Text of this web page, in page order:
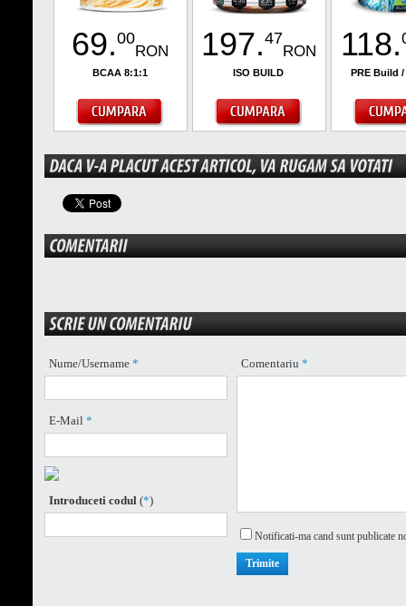
69.00
RON
BCAA 8:1:1
197.47
RON
ISO BUILD
118.
PRE Build /
Nume/Username *
E-Mail *
Introduceti codul (*)
Comentariu *
Notificati-ma cand sunt publicate